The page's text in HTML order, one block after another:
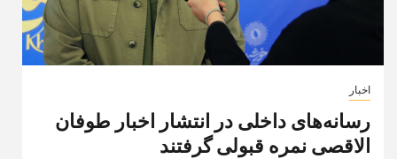
اخبار
رسانه‌های داخلی در انتشار اخبار طوفان
الاقصی نمره قبولی گرفتند